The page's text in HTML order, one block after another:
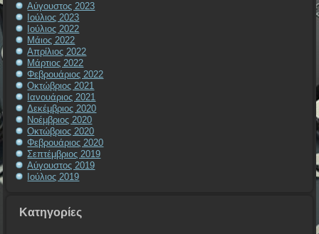
Αύγουστος 2023
Ιούλιος 2023
Ιούλιος 2022
Μάιος 2022
Απρίλιος 2022
Μάρτιος 2022
Φεβρουάριος 2022
Οκτώβριος 2021
Ιανουάριος 2021
Δεκέμβριος 2020
Νοέμβριος 2020
Οκτώβριος 2020
Φεβρουάριος 2020
Σεπτέμβριος 2019
Αύγουστος 2019
Ιούλιος 2019
Kατηγορίες